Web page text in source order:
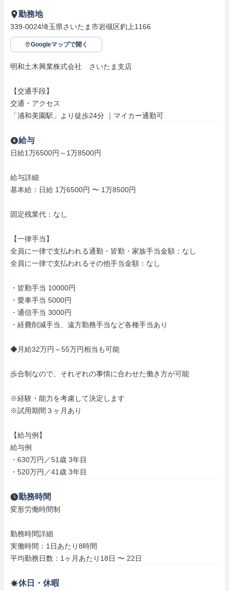
勤務地
339-0024埼玉県さいたま市岩槻区釣上1166
Googleマップで開く
明和土木興業株式会社　さいたま支店
【交通手段】
交通・アクセス
「浦和美園駅」より徒歩24分 ｜マイカー通勤可
給与
日給1万6500円～1万8500円
給与詳細
基本給：日給 1万6500円 〜 1万8500円
固定残業代：なし
【一律手当】
全員に一律で支払われる通勤・皆勤・家族手当金額：なし
全員に一律で支払われるその他手当金額：なし
・皆勤手当 10000円
・愛車手当 5000円
・通信手当 3000円
・経費削減手当、遠方勤務手当など各種手当あり
◆月給32万円～55万円相当も可能
歩合制なので、それぞれの事情に合わせた働き方が可能
※経験・能力を考慮して決定します
※試用期間３ヶ月あり
【給与例】
給与例
・630万円／51歳 3年目
・520万円／41歳 3年目
勤務時間
変形労働時間制
勤務時間詳細
実働時間：1日あたり8時間
平均勤務日数：1ヶ月あたり18日 〜 22日
休日・休暇